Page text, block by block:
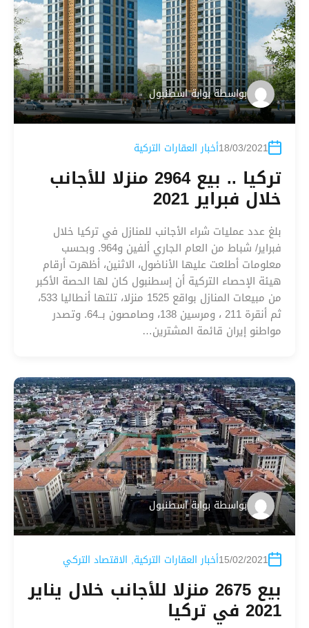
بواسطةبوابة اسطنبول
18/03/2021أخبار العقارات التركية
تركيا .. بيع 2964 منزلا للأجانب
خلال فبراير 2021
بلغ عدد عمليات شراء الأجانب للمنازل في تركيا خلال
فبراير/ شباط من العام الجاري ألفين و964. وبحسب
معلومات أطلعت عليها الأناضول، الاثنين، أظهرت أرقام
هيئة الإحصاء التركية أن إسطنبول كان لها الحصة الأكبر
من مبيعات المنازل بواقع 1525 منزلا، تلتها أنطاليا 533،
ثم أنقرة 211 ، ومرسين 138، وصامصون بــ64. وتصدر
مواطنو إيران قائمة المشترين…
بواسطةبوابة اسطنبول
15/02/2021أخبار العقارات التركية, الاقتصاد التركي
بيع 2675 منزلا للأجانب خلال يناير
2021 في تركيا